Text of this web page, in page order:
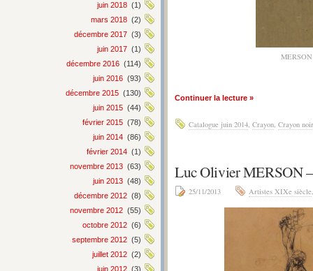
juin 2018 (1)
mars 2018 (2)
décembre 2017 (3)
juin 2017 (1)
décembre 2016 (114)
juin 2016 (93)
décembre 2015 (130)
juin 2015 (44)
février 2015 (78)
juin 2014 (86)
février 2014 (1)
novembre 2013 (63)
juin 2013 (48)
décembre 2012 (8)
novembre 2012 (55)
octobre 2012 (6)
septembre 2012 (5)
juillet 2012 (2)
juin 2012 (3)
Continuer la lecture »
Catalogue juin 2014, Crayon, Crayon noir
Luc Olivier MERSON
25/11/2013 Artistes XIXe siècle